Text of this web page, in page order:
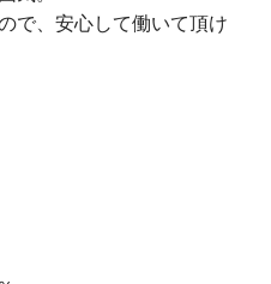
で、安心して働いて頂け